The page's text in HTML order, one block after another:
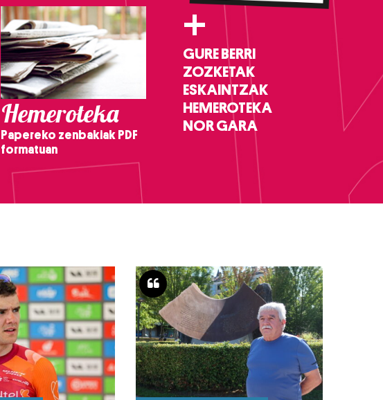
Hemeroteka
Papereko zenbakiak PDF
formatuan
+
GURE BERRI
ZOZKETAK
ESKAINTZAK
HEMEROTEKA
NOR GARA